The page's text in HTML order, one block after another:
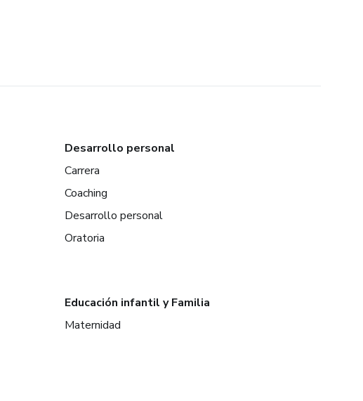
Desarrollo personal
Carrera
Coaching
Desarrollo personal
Oratoria
Educación infantil y Familia
Maternidad